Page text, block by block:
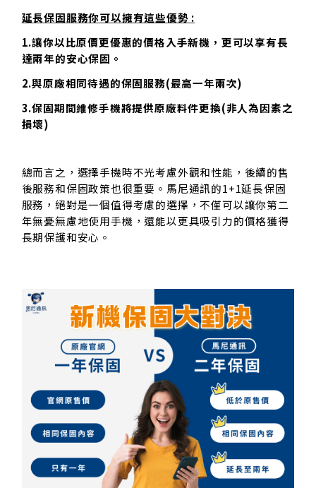
延長保固服務你可以擁有這些優勢 :
1.讓你以比原價更優惠的價格入手新機，更可以享有長
達兩年的安心保固。
2.與原廠相同待遇的保固服務(最高一年兩次)
3.保固期間維修手機將提供原廠料件更換(非人為因素之
損壞)
總而言之，選擇手機時不光考慮外觀和性能，後續的售
後服務和保固政策也很重要。馬尼通訊的1+1延長保固
服務，絕對是一個值得考慮的選擇，不僅可以讓你第二
年無憂無慮地使用手機，還能以更具吸引力的價格獲得
長期保護和安心。